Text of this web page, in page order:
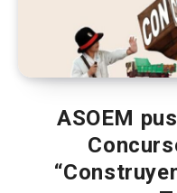
ASOEM